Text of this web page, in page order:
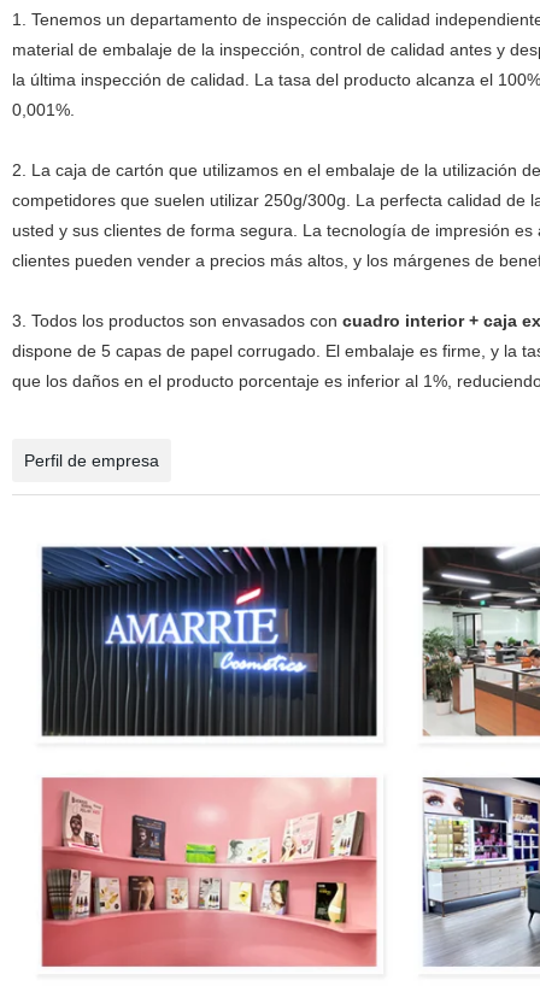
1. Tenemos un departamento de inspección de calidad
material de embalaje de la inspección, control de calidad antes y
la última inspección de calidad. La tasa del producto alcanza el
0,001%.
2. La caja de cartón que utilizamos en el embalaje de la utilización
competidores que suelen utilizar 250g/300g. La perfecta calidad
usted y sus clientes de forma segura. La tecnología de impresión
clientes pueden vender a precios más altos, y los márgenes de
3. Todos los productos son envasados con cuadro interior + caja
dispone de 5 capas de papel corrugado. El embalaje es firme, y la
que los daños en el producto porcentaje es inferior al 1%,
Perfil de empresa